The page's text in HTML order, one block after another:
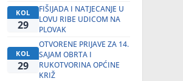
KOL
29
FIŠIJADA I NATJECANJE U
LOVU RIBE UDICOM NA
PLOVAK
KOL
29
OTVORENE PRIJAVE ZA 14.
SAJAM OBRTA I
RUKOTVORINA OPĆINE
KRIŽ